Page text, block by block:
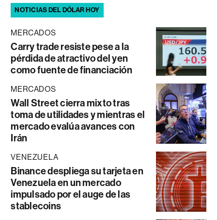
NOTICIAS DEL DÓLAR HOY
MERCADOS
Carry trade resiste pese a la
pérdida de atractivo del yen
como fuente de financiación
MERCADOS
Wall Street cierra mixto tras
toma de utilidades y mientras el
mercado evalúa avances con
Irán
VENEZUELA
Binance despliega su tarjeta en
Venezuela en un mercado
impulsado por el auge de las
stablecoins